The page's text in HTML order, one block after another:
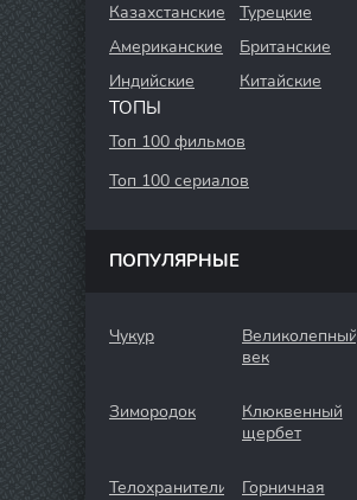
Казахстанские Турецкие
Американские
Британские
Индийские
Китайские
ТОПЫ
Топ 100 фильмов
Топ 100 сериалов
ПОПУЛЯРНЫЕ
Чукур
Великолепный
век
Зимородок
Клюквенный
щербет
Телохранители Горничная